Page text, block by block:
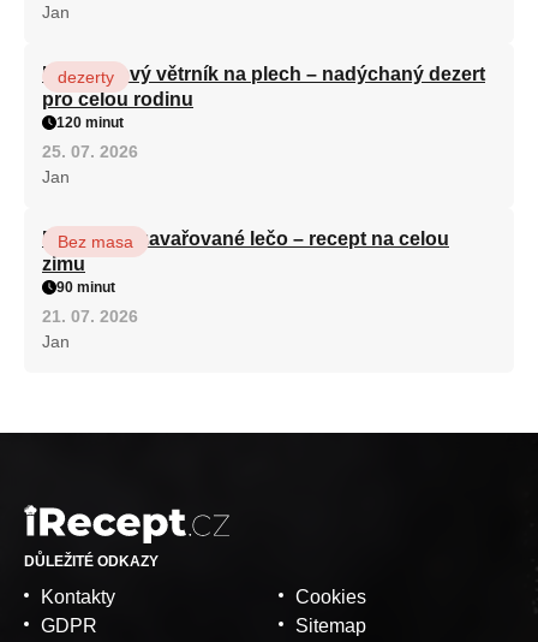
Jan
Karamelový větrník na plech – nadýchaný dezert
pro celou rodinu
dezerty
120 minut
25. 07. 2026
Jan
Babiččino zavařované lečo – recept na celou
zimu
Bez masa
90 minut
21. 07. 2026
Jan
DŮLEŽITÉ ODKAZY
Kontakty
GDPR
Cookies
Sitemap